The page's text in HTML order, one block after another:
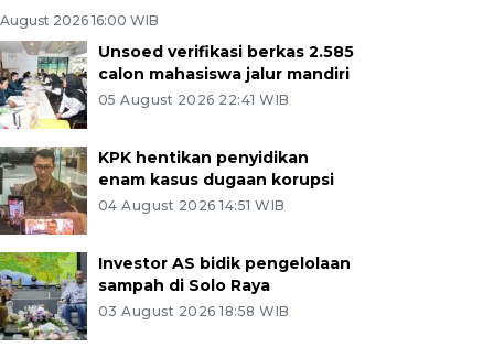
2026 16:00 WIB
Unsoed verifikasi berkas 2.585
calon mahasiswa jalur mandiri
05 August 2026 22:41 WIB
KPK hentikan penyidikan
enam kasus dugaan korupsi
04 August 2026 14:51 WIB
Investor AS bidik pengelolaan
sampah di Solo Raya
03 August 2026 18:58 WIB